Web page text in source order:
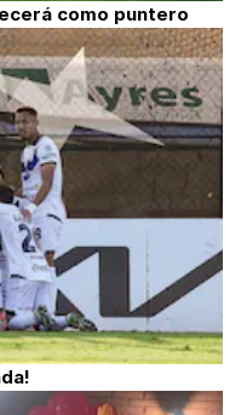
como puntero